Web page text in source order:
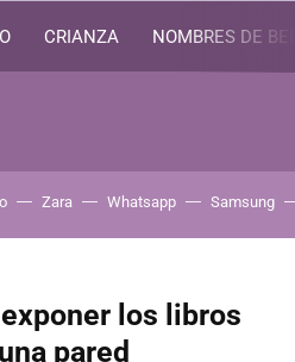
CRIANZA NOMBRES DE
Zara Whatsapp Samsung
los libros
pared